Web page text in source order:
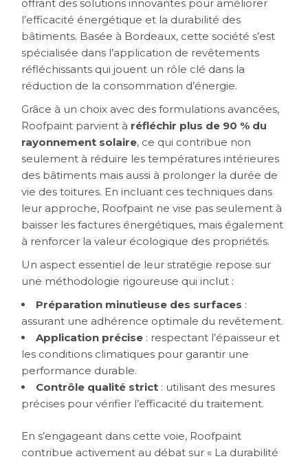
offrant des solutions innovantes pour améliorer
l’efficacité énergétique et la durabilité des
bâtiments. Basée à Bordeaux, cette société s’est
spécialisée dans l’application de revêtements
réfléchissants qui jouent un rôle clé dans la
réduction de la consommation d’énergie.
Grâce à un choix avec des formulations avancées,
Roofpaint parvient à réfléchir plus de 90 % du
rayonnement solaire, ce qui contribue non
seulement à réduire les températures intérieures
des bâtiments mais aussi à prolonger la durée de
vie des toitures. En incluant ces techniques dans
leur approche, Roofpaint ne vise pas seulement à
baisser les factures énergétiques, mais également
à renforcer la valeur écologique des propriétés.
Un aspect essentiel de leur stratégie repose sur
une méthodologie rigoureuse qui inclut :
Préparation minutieuse des surfaces :
assurant une adhérence optimale du revêtement.
Application précise : respectant l’épaisseur et
les conditions climatiques pour garantir une
performance durable.
Contrôle qualité strict : utilisant des mesures
précises pour vérifier l’efficacité du traitement.
En s’engageant dans cette voie, Roofpaint
contribue activement au débat sur « La durabilité